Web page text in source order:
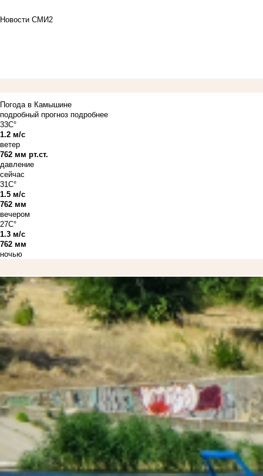
Новости СМИ2
Погода в Камышине
подробный прогноз подробнее
33C°
1.2 м/с
ветер
762 мм рт.ст.
давление
сейчас
31C°
1.5 м/с
762 мм
вечером
27C°
1.3 м/с
762 мм
ночью